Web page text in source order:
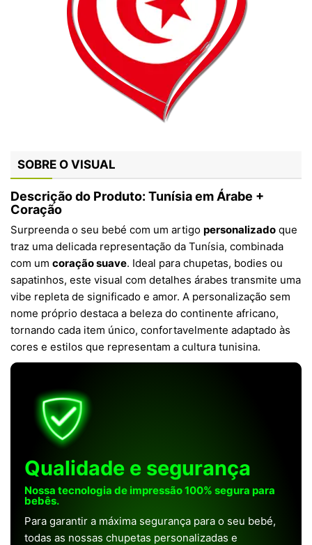
SOBRE O VISUAL
Descrição do Produto: Tunísia em Árabe +
Coração
Surpreenda o seu bebé com um artigo personalizado que
traz uma delicada representação da Tunísia, combinada
com um coração suave. Ideal para chupetas, bodies ou
sapatinhos, este visual com detalhes árabes transmite uma
vibe repleta de significado e amor. A personalização sem
nome próprio destaca a beleza do continente africano,
tornando cada item único, confortavelmente adaptado às
cores e estilos que representam a cultura tunisina.
Qualidade e segurança
Nossa tecnologia de impressão 100% segura para
bebês.
Para garantir a máxima segurança para o seu bebé,
todas as nossas chupetas personalizadas e